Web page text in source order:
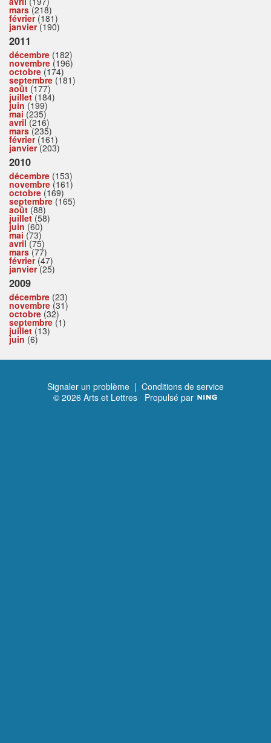
mars(218)
février(181)
janvier(190)
2011
décembre (182)
novembre (196)
octobre (174)
septembre (181)
août (177)
juillet(184)
juin (199)
mai (235)
avril(216)
mars(235)
février(161)
janvier(203)
2010
décembre (153)
novembre (161)
octobre (169)
septembre (165)
août (88)
juillet(58)
juin (60)
mai (73)
avril(75)
mars(77)
février(47)
janvier(25)
2009
décembre (23)
novembre (31)
octobre (32)
septembre (1)
juillet (13)
juin (6)
Signaler un problème | Conditions de service
© 2026 Arts et Lettres Propulsé par